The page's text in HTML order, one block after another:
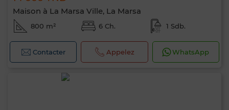
Maison à La Marsa Ville, La Marsa
800 m² 6 Ch. 1 Sdb.
Contacter Appelez WhatsApp